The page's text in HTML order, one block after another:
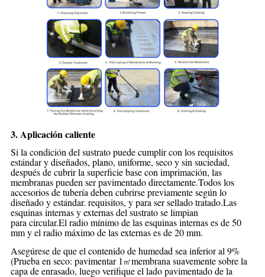
3. Aplicación caliente
Si la condición del sustrato puede cumplir con los requisitos
estándar y diseñados, plano, uniforme, secoy sin suciedad,
después de cubrir la superficie base con imprimación, las
membranas pueden serpavimentado directamente.Todos los
accesorios de tubería deben cubrirse previamente según lo
diseñado y estándar. requisitos, y para ser sellado tratado.Las
esquinas internas y externas del sustrato se limpian
para circular.El radio mínimo de las esquinas internas es de 50
mm y el radio máximo de las externas es de 20 mm.
Asegúrese de que el contenido de humedad sea inferior al 9%
(Prueba en seco: pavimentar 1 ㎡membrana suavemente sobrela
capa de enrasado, luego verifique el lado pavimentado de la